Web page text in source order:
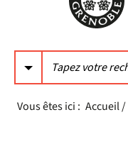
Vous êtes ici : Accueil/